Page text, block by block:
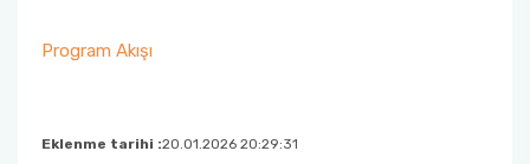
Program Akışı
Eklenme tarihi :20.01.2026 20:29:31